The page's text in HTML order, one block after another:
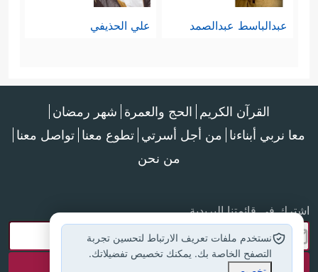
عبدالباسط عبدالصمد علي الحذيفي
القرآن الكريم الحج والعمرة شهر رمضان
معا نربي أبناءنا من أجل أسرتي تطوع معنا تواصل معنا
من نحن
اشترك في قائمتنا البريدية
نستخدم ملفات تعريف الارتباط لتحسين تجربة
التصفح الخاصة بك. يمكنك تخصيص تفضيلاتك.